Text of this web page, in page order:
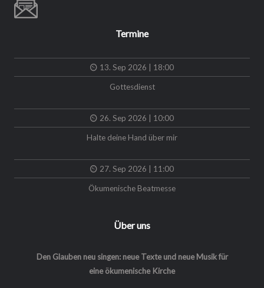
Termine
13. Sep 2026 | 18:00
Gottesdienst
26. Sep 2026 | 10:00
Halte deine Hand über mir
27. Sep 2026 | 11:00
Ökumenische Beatmesse
Über uns
Den Glauben neu singen: neue Texte und neue Musik für
eine ökumenische Kirche